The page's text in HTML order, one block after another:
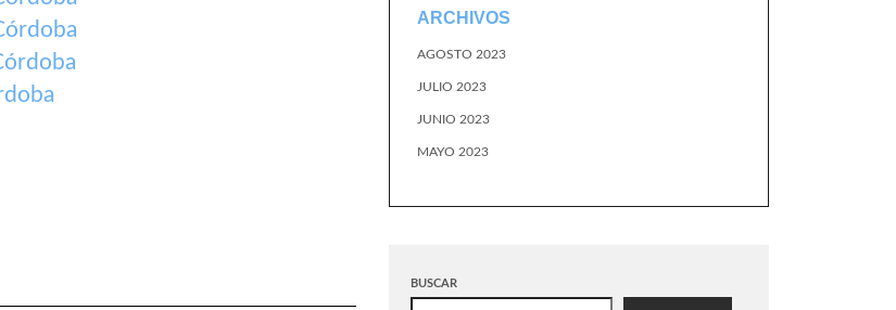
ARCHIVOS
AGOSTO 2023
JULIO 2023
JUNIO 2023
MAYO 2023
BUSCAR